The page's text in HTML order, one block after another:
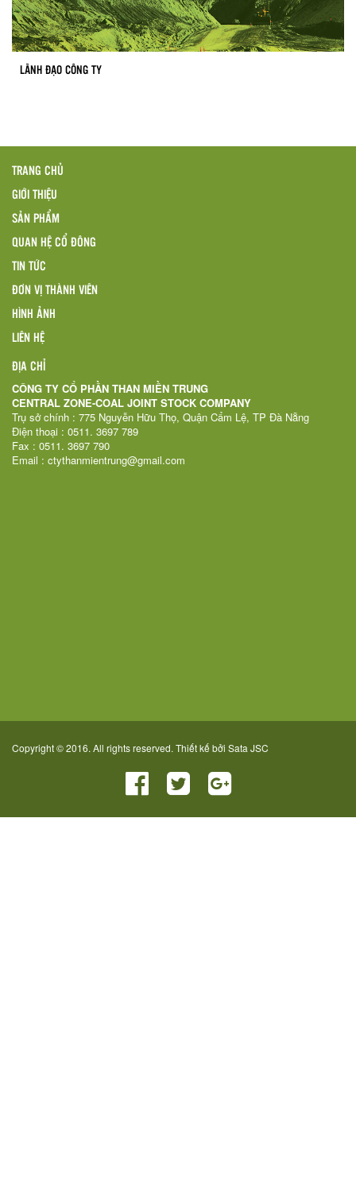
LÃNH ĐẠO CÔNG TY
TRANG CHỦ
GIỚI THIỆU
SẢN PHẨM
QUAN HỆ CỔ ĐÔNG
TIN TỨC
ĐƠN VỊ THÀNH VIÊN
HÌNH ẢNH
LIÊN HỆ
ĐỊA CHỈ
CÔNG TY CỔ PHẦN THAN MIỀN TRUNG
CENTRAL ZONE-COAL JOINT STOCK COMPANY
Trụ sở chính : 775 Nguyễn Hữu Thọ, Quận Cẩm Lệ, TP Đà Nẵng
Điện thoại : 0511. 3697 789
Fax : 0511. 3697 790
Email : ctythanmientrung@gmail.com
Copyright © 2016. All rights reserved. Thiết kế bởi Sata JSC